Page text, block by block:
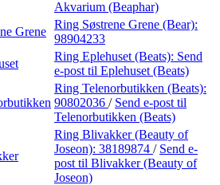
Akvarium (Beaphar)
Grene
Ring Søstrene Grene (Bear):
98904233
Ring Eplehuset (Beats): Send
e-post til Eplehuset (Beats)
Ring Telenorbutikken (Beats):
90802036 / Send e-post til
Telenorbutikken (Beats)
Ring Blivakker (Beauty of
Joseon): 38189874 / Send e-
post til Blivakker (Beauty of
Joseon)